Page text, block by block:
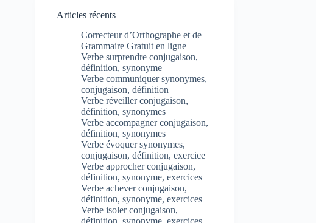
Articles récents
Correcteur d’Orthographe et de
Grammaire Gratuit en ligne
Verbe surprendre conjugaison,
définition, synonyme
Verbe communiquer synonymes,
conjugaison, définition
Verbe réveiller conjugaison,
définition, synonymes
Verbe accompagner conjugaison,
définition, synonymes
Verbe évoquer synonymes,
conjugaison, définition, exercice
Verbe approcher conjugaison,
définition, synonyme, exercices
Verbe achever conjugaison,
définition, synonyme, exercices
Verbe isoler conjugaison,
définition, synonyme, exercices